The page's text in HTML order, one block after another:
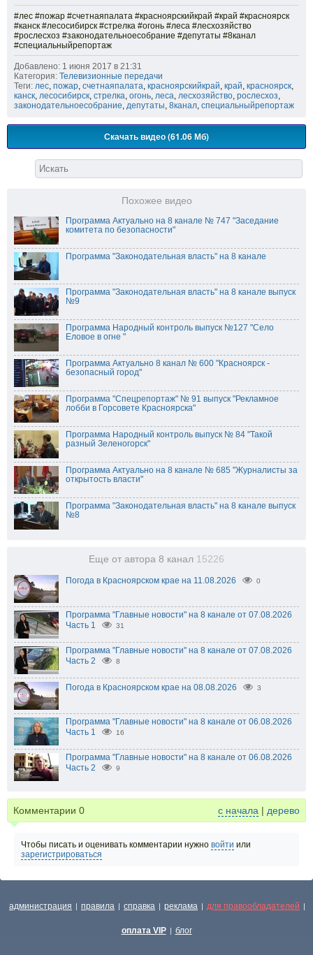
#лес #пожар #счетнаяпалата #красноярскийкрай #край #красноярск
#канск #лесосибирск #стрелка #огонь #леса #лесхозяйство
#рослесхоз #законодательноесобрание #депутаты #8канал
#специальныйрепортаж
Добавлено: 1 июня 2017 в 21:31
Категория: Телевизионные передачи
Теги: лес, пожар, счетнаяпалата, красноярскийкрай, край, красноярск,
канск, лесосибирск, стрелка, огонь, леса, лесхозяйство, рослесхоз,
законодательноесобрание, депутаты, 8канал, специальныйрепортаж
Скачать видео (61.06 Мб)
Похожее видео
Программа Актуально на 8 канале № 747 "Заседание
комитета по безопасности"
Программа "Законодательная власть" на 8 канале
Программа "Законодательная власть" на 8 канале выпуск
№9
Программа Народный контроль выпуск №127 "Село
Еловое в огне "
Программа Актуально 8 канал № 600 "Красноярск -
безопасный город"
Программа "Спецрепортаж" № 91 выпуск "Рекламное
лобби в Горсовете Красноярска"
Программа Народный контроль выпуск № 84 "Такой
разный Зеленогорск"
Программа Актуально на 8 канале № 685 "Журналисты за
открытость власти"
Программа "Законодательная власть" на 8 канале выпуск
№8
Еще от автора 8 канал 15226
Погода в Красноярском крае на 11.08.2026 0
Программа "Главные новости" на 8 канале от 07.08.2026
Часть 1
31
Программа "Главные новости" на 8 канале от 07.08.2026
Часть 2
8
Погода в Красноярском крае на 08.08.2026 3
Программа "Главные новости" на 8 канале от 06.08.2026
Часть 1
16
Программа "Главные новости" на 8 канале от 06.08.2026
Часть 2
9
Комментарии 0 с начала | дерево
Чтобы писать и оценивать комментарии нужно войти или
зарегистрироваться
администрация | правила | справка | реклама | для правообладателей |
оплата VIP | блог